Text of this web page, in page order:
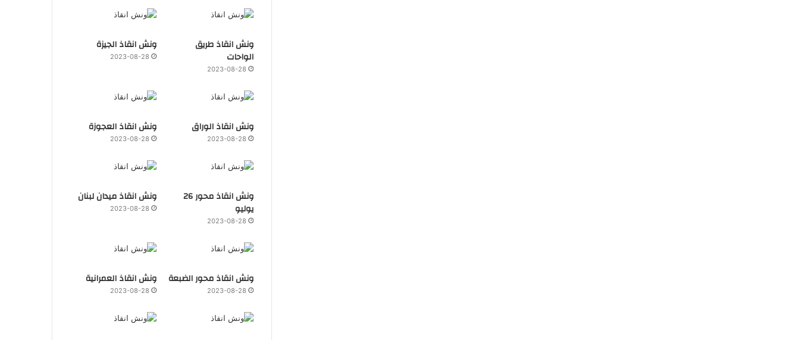
ونش انقاذ طريق
الواحات
2023-08-28
ونش انقاذ الجيزة
2023-08-28
ونش انقاذ الوراق
2023-08-28
ونش انقاذ العجوزة
2023-08-28
ونش انقاذ محور 26
يوليو
2023-08-28
ونش انقاذ ميدان لبنان
2023-08-28
ونش انقاذ محور الضبعة
2023-08-28
ونش انقاذ العمرانية
2023-08-28